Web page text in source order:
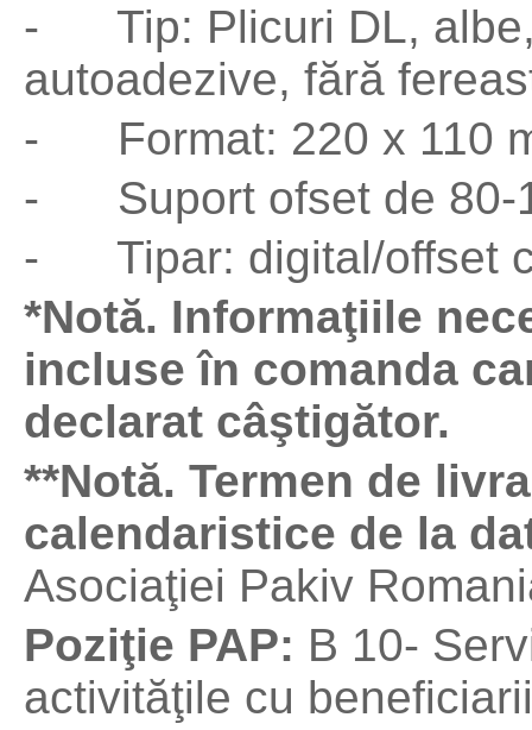
- Tip: Plicuri DL, albe,
autoadezive, fără
- Format: 220 x 110
- Suport ofset de 80-
- Tipar: digital/offset
*Notă. Informaţiile
incluse în comanda
declarat câştigător.
**Notă. Termen de
calendaristice de la
Asociaţiei Pakiv
Poziţie PAP: B 10-
activităţile cu beneficiarii